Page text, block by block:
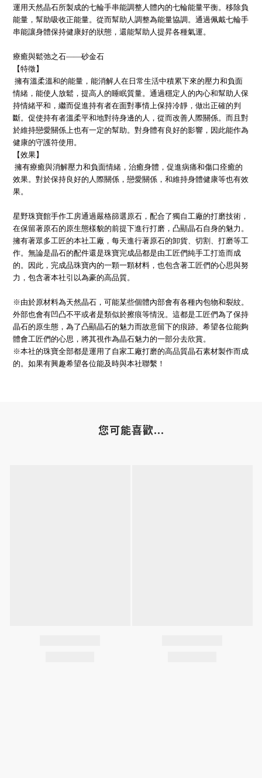
運用天然晶石所製成的七輪手串能調整人體內的七輪能量平衡。移除負
能量，幫助吸收正能量。從而幫助人調整為能量協調。通過佩戴七輪手
串能讓身體保持健康好的狀態，還能幫助人提昇各種氣運。
療癒與鬆弛之石――砂金石
【特徵】
擁有溫柔溫和的能量，能消解人在日常生活中積累下來的壓力和負面
情緒，能使人放鬆，提高人的睡眠質量。通過穩定人的內心和幫助人保
持情緒平和，繼而促進持有者在面對事情上保持冷靜，做出正確的判
斷。促使持有者溫柔平和地對待身邊的人，從而改善人際關係。而且對
於維持戀愛關係上也有一定的幫助。對身體有良好的影響，因此能作為
健康的守護符使用。
【效果】
擁有療癒與消解壓力和負面情緒，治癒身體，促進病痛和傷口痊癒的
效果。對於保持良好的人際關係，戀愛關係，和維持身體健康等也有效
果。
星野珠寶館手作工房通過嚴格篩選原石，配合了獨自工廠的打磨技術，
在保留著原石的原生態樣貌的前提下進行打磨，凸顯晶石自身的魅力。
擁有著眾多工匠的本社工廠，每天進行著原石的卸貨、切割、打磨等工
作。無論是晶石的配件還是珠寶完成品都是由工匠們純手工打造而成
的。因此，完成品珠寶內的一顆一顆材料，也包含著工匠們的心思與努
力，包含著本社引以為豪的高品質。
※由於原材料為天然晶石，可能某些個體內部會有各種內包物和裂紋。
外部也會有凹凸不平或者是類似於擦痕等情況。這都是工匠們為了保持
晶石的原生態，為了凸顯晶石的魅力而故意留下的痕跡。希望各位能夠
體會工匠們的心思，將其視作為晶石魅力的一部分去欣賞。
※本社的珠寶全部都是運用了自家工廠打磨的高品質晶石素材製作而成
的。如果有興趣希望各位能及時與本社聯繫！
您可能喜歡...